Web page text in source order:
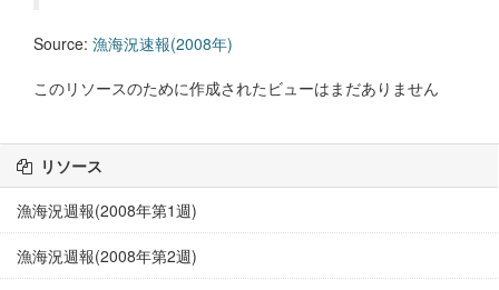
Source: 漁海況速報(2008年)
このリソースのために作成されたビューはまだありません
リソース
漁海況週報(2008年第1週)
漁海況週報(2008年第2週)